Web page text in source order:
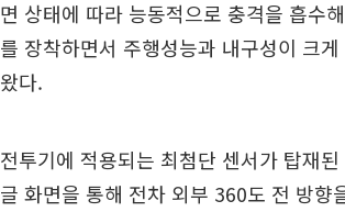
면 상태에 따라 능동적으로 충격을 흡수
를 장착하면서 주행성능과 내구성이 크
왔다.
전투기에 적용되는 최첨단 센서가 탑재
글 화면을 통해 전차 외부 360도 전 방향